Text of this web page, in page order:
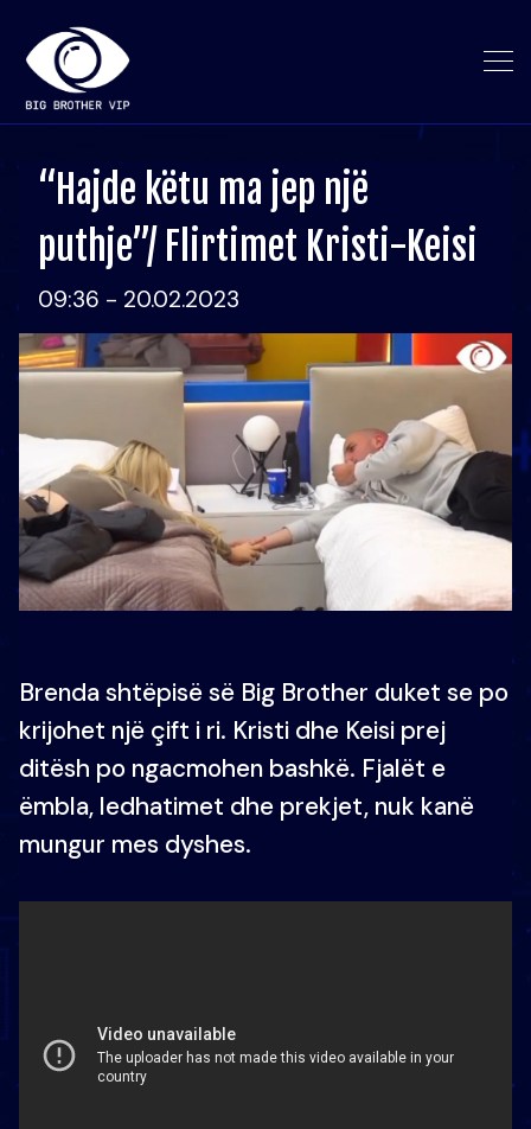
“Hajde këtu ma jep një
puthje”/ Flirtimet Kristi-Keisi
09:36 - 20.02.2023
Brenda shtëpisë së Big Brother duket se po
krijohet një çift i ri. Kristi dhe Keisi prej
ditësh po ngacmohen bashkë. Fjalët e
ëmbla, ledhatimet dhe prekjet, nuk kanë
mungur mes dyshes.